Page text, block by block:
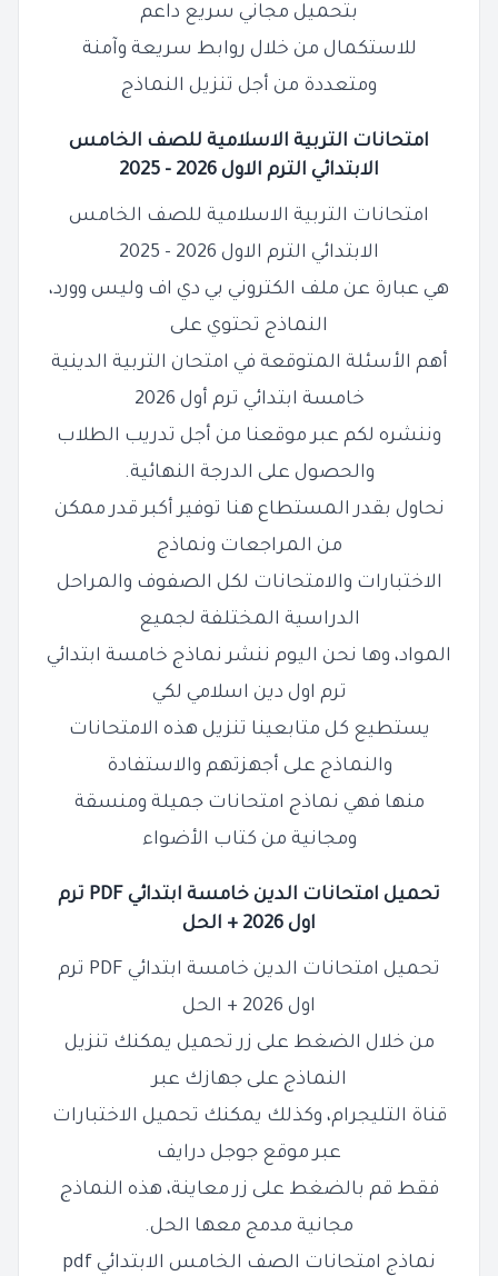
بتحميل مجاني سريع داعم
للاستكمال من خلال روابط سريعة وآمنة
ومتعددة من أجل تنزيل النماذج
امتحانات التربية الاسلامية للصف الخامس
الابتدائي الترم الاول 2026 - 2025
امتحانات التربية الاسلامية للصف الخامس
الابتدائي الترم الاول 2026 - 2025
هي عبارة عن ملف الكتروني بي دي اف وليس وورد،
النماذج تحتوي على
أهم الأسئلة المتوقعة في امتحان التربية الدينية
خامسة ابتدائي ترم أول 2026
وننشره لكم عبر موقعنا من أجل تدريب الطلاب
والحصول على الدرجة النهائية.
نحاول بقدر المستطاع هنا توفير أكبر قدر ممكن
من المراجعات ونماذج
الاختبارات والامتحانات لكل الصفوف والمراحل
الدراسية المختلفة لجميع
المواد، وها نحن اليوم ننشر نماذج خامسة ابتدائي
ترم اول دين اسلامي لكي
يستطيع كل متابعينا تنزيل هذه الامتحانات
والنماذج على أجهزتهم والاستفادة
منها فهي نماذج امتحانات جميلة ومنسقة
ومجانية من كتاب الأضواء
تحميل امتحانات الدين خامسة ابتدائي PDF ترم
اول 2026 + الحل
تحميل امتحانات الدين خامسة ابتدائي PDF ترم
اول 2026 + الحل
من خلال الضغط على زر تحميل يمكنك تنزيل
النماذج على جهازك عبر
قناة التليجرام، وكذلك يمكنك تحميل الاختبارات
عبر موقع جوجل درايف
فقط قم بالضغط على زر معاينة، هذه النماذج
مجانية مدمج معها الحل.
نماذج امتحانات الصف الخامس الابتدائي pdf